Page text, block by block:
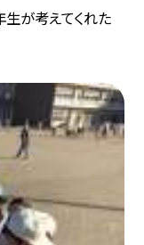
が考えてくれた